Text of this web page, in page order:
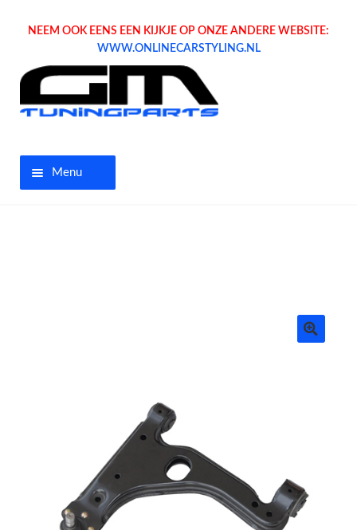
NEEM OOK EENS EEN KIJKJE OP ONZE ANDERE WEBSITE:
WWW.ONLINECARSTYLING.NL
Menu
Bedrijfswagen parts
Contact